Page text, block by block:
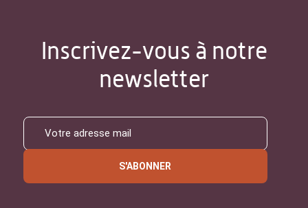
Inscrivez-vous à notre
newsletter
S'ABONNER